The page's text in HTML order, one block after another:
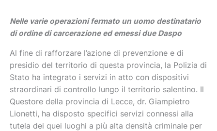
Nelle varie operazioni fermato un uomo destinatario
di ordine di carcerazione ed emessi due Daspo
Al fine di rafforzare l’azione di prevenzione e di
presidio del territorio di questa provincia, la Polizia di
Stato ha integrato i servizi in atto con dispositivi
straordinari di controllo lungo il territorio salentino. Il
Questore della provincia di Lecce, dr. Giampietro
Lionetti, ha disposto specifici servizi connessi alla
tutela dei quei luoghi a più alta densità criminale per